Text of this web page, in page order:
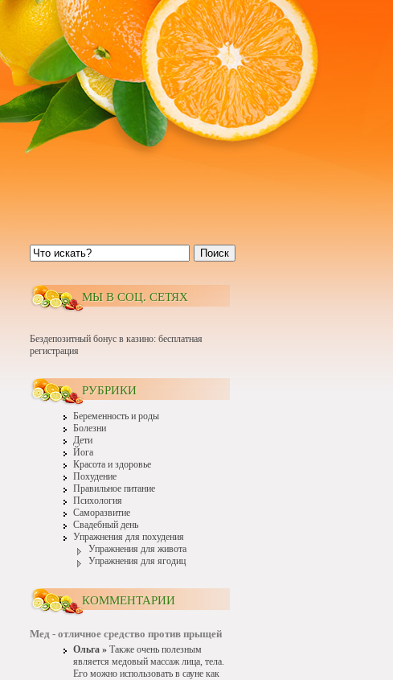
Поиск
МЫ В СОЦ. СЕТЯХ
Бездепозитный бонус в казино: бесплатная
регистрация
РУБРИКИ
Беременность и роды
Болезни
Дети
Йога
Красота и здоровье
Похудение
Правильное питание
Психология
Саморазвитие
Свадебный день
Упражнения для похудения
Упражнения для живота
Упражнения для ягодиц
КОММЕНТАРИИ
Мед - отличное средство против прыщей
Ольга » Также очень полезным
является медовый массаж лица, тела.
Его можно использовать в сауне как